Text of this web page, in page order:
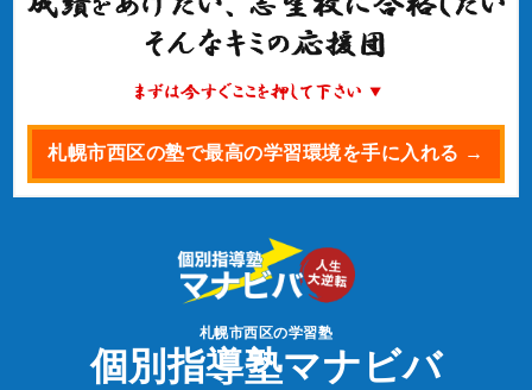
札幌市西区の塾で最高の学習環境を手に入れる →
札幌市西区の学習塾
個別指導塾マナビバ